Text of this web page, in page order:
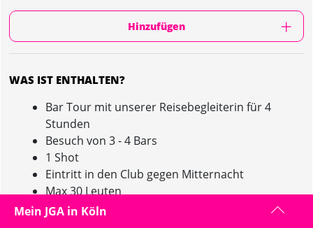
Hinzufügen
WAS IST ENTHALTEN?
Bar Tour mit unserer Reisebegleiterin für 4
Stunden
Besuch von 3 - 4 Bars
1 Shot
Eintritt in den Club gegen Mitternacht
Max 30 Leuten
Mein JGA in Köln